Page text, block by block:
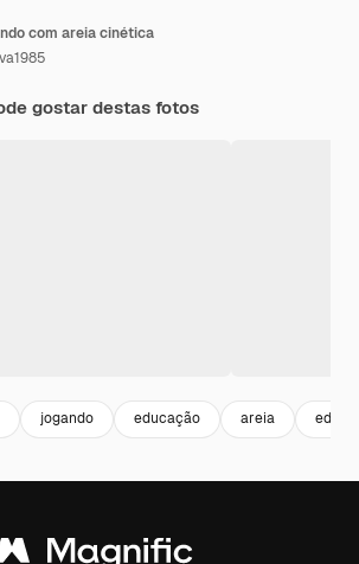
com areia cinética
gostar destas fotos
jogando educação areia